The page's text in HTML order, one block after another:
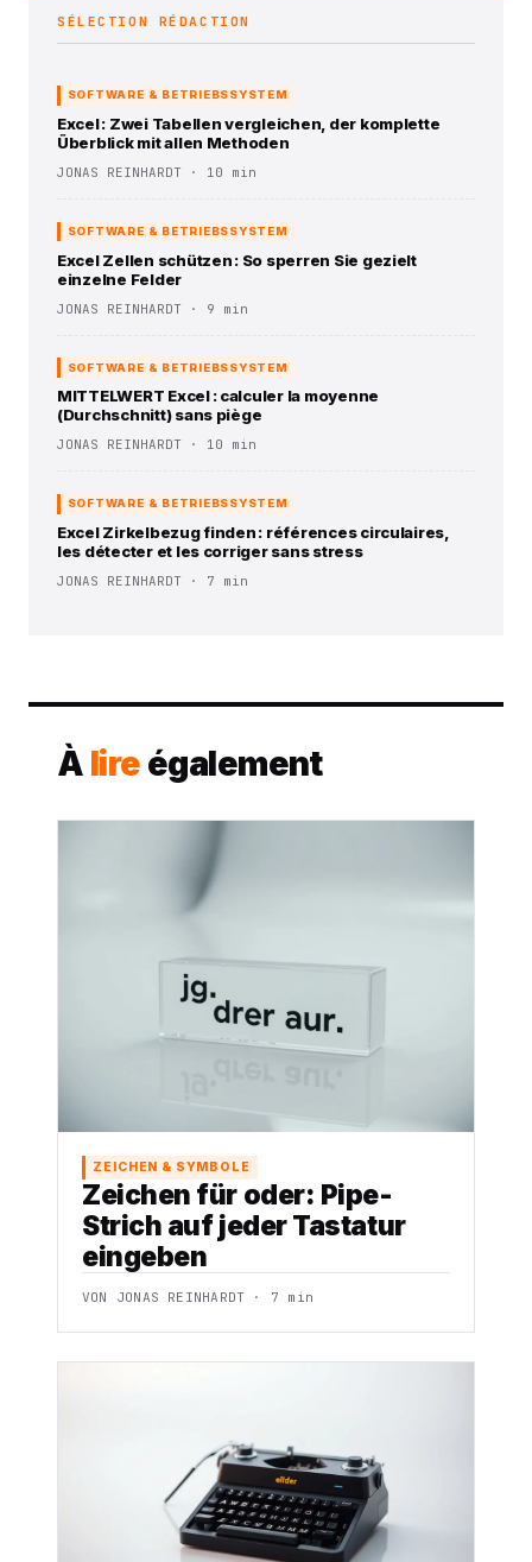
SÉLECTION RÉDACTION
SOFTWARE & BETRIEBSSYSTEM
Excel : Zwei Tabellen vergleichen, der komplette
Überblick mit allen Methoden
JONAS REINHARDT · 10 min
SOFTWARE & BETRIEBSSYSTEM
Excel Zellen schützen : So sperren Sie gezielt
einzelne Felder
JONAS REINHARDT · 9 min
SOFTWARE & BETRIEBSSYSTEM
MITTELWERT Excel : calculer la moyenne
(Durchschnitt) sans piège
JONAS REINHARDT · 10 min
SOFTWARE & BETRIEBSSYSTEM
Excel Zirkelbezug finden : références circulaires,
les détecter et les corriger sans stress
JONAS REINHARDT · 7 min
À lire également
ZEICHEN & SYMBOLE
Zeichen für oder: Pipe-
Strich auf jeder Tastatur
eingeben
VON JONAS REINHARDT · 7 min